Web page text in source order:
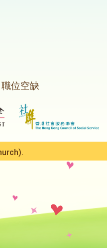
職位空缺